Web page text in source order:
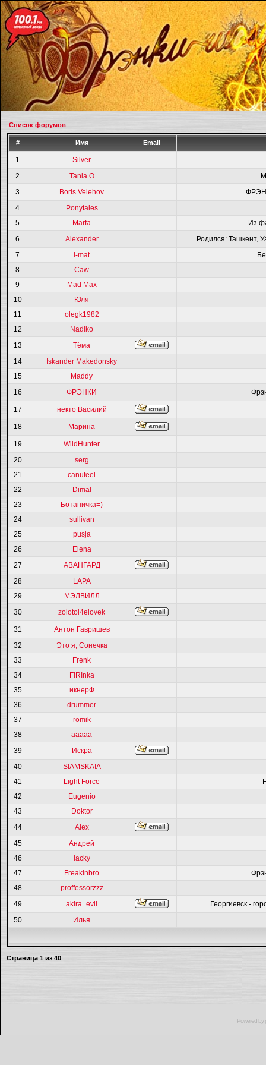
Список форумов
# Имя Email
1
Silver
2
Tania O
3
Boris Velehov
4
Ponytales
5
Marfa
Из
6
Alexander
Родился: Ташкент,
7
i-mat
8
Caw
9
Mad Max
10
Юля
11
olegk1982
12
Nadiko
13
Тёма
14
Iskander Makedonsky
15
Maddy
16
ФРЭНКИ
17 некто Василий
18 Марина
19
WildHunter
20
serg
21
canufeel
22
Dimal
23
Ботаничка=)
24
sullivan
25
pusja
26
Elena
27
АВАНГАРД
28
LAPA
29
МЭЛВИЛЛ
30
zolotoi4elovek
31
Антон Гавришев
32
Это я, Сонечка
33
Frenk
34
FIRInka
35
икнерФ
36
drummer
37
romik
38
ааааа
39
Искра
40
SIAMSKAIA
41
Light Force
42
Eugenio
43
Doktor
44
Alex
45
Андрей
46
lacky
47
Freakinbro
48
proffessorzzz
49
akira_evil
Георгиевск -
50
Илья
Страница 1 из 40
Powered by